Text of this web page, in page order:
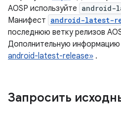
AOSP используйте android-
Манифест android-latest-
последнюю ветку релизов
Дополнительную информацию
android-latest-release» .
Запросить